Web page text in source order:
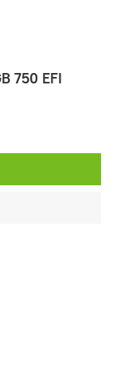
750 EFI